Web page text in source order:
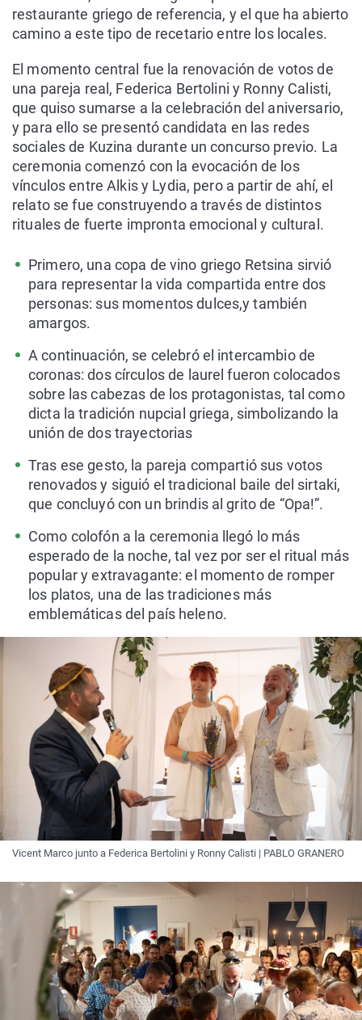
restaurante griego de referencia, y el que ha abierto
camino a este tipo de recetario entre los locales.
El momento central fue la renovación de votos de
una pareja real, Federica Bertolini y Ronny Calisti,
que quiso sumarse a la celebración del aniversario,
y para ello se presentó candidata en las redes
sociales de Kuzina durante un concurso previo. La
ceremonia comenzó con la evocación de los
vínculos entre Alkis y Lydia, pero a partir de ahí, el
relato se fue construyendo a través de distintos
rituales de fuerte impronta emocional y cultural.
Primero, una copa de vino griego Retsina sirvió
para representar la vida compartida entre dos
personas: sus momentos dulces,y también
amargos.
A continuación, se celebró el intercambio de
coronas: dos círculos de laurel fueron colocados
sobre las cabezas de los protagonistas, tal como
dicta la tradición nupcial griega, simbolizando la
unión de dos trayectorias
Tras ese gesto, la pareja compartió sus votos
renovados y siguió el tradicional baile del sirtaki,
que concluyó con un brindis al grito de “Opa!”.
Como colofón a la ceremonia llegó lo más
esperado de la noche, tal vez por ser el ritual más
popular y extravagante: el momento de romper
los platos, una de las tradiciones más
emblemáticas del país heleno.
Vicent Marco junto a Federica Bertolini y Ronny Calisti | PABLO GRANERO